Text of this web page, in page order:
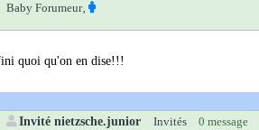
Baby Forumeur‚
quoi qu'on en dise!!!
Invité nietzsche.junior Invités 0 message